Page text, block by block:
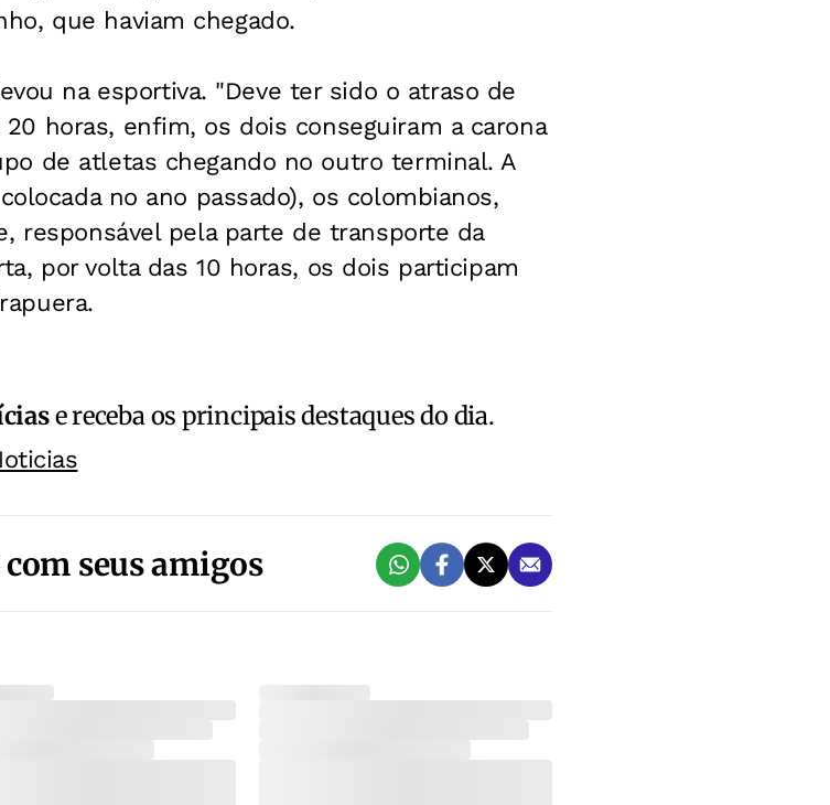
que haviam chegado.
na esportiva. "Deve ter sido o atraso de
20 horas, enfim, os dois conseguiram a carona
de atletas chegando no outro terminal. A
no ano passado), os colombianos,
responsável pela parte de transporte da
por volta das 10 horas, os dois participam
e receba os principais destaques do dia.
seus amigos